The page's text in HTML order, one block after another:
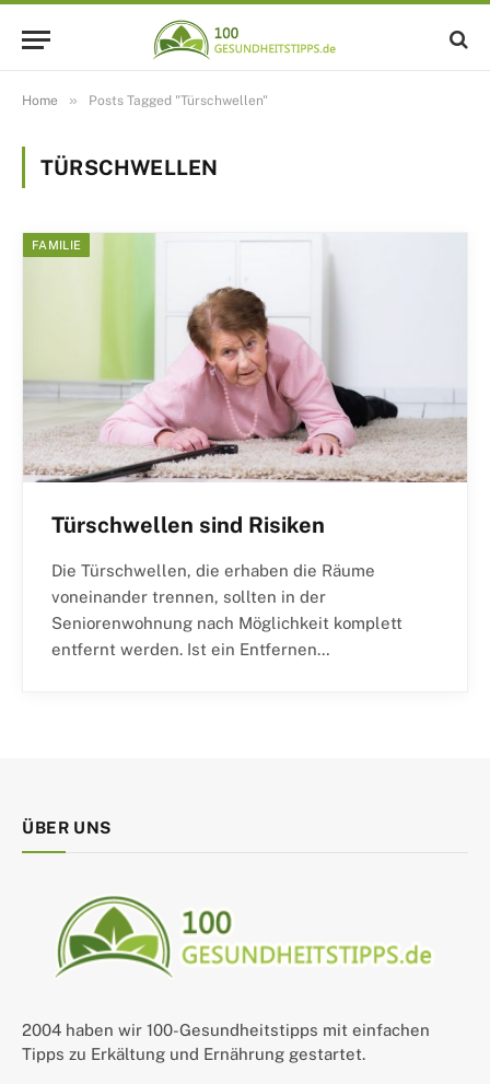
Home » Posts Tagged "Türschwellen"
TÜRSCHWELLEN
FAMILIE
Türschwellen sind Risiken
Die Türschwellen, die erhaben die Räume
voneinander trennen, sollten in der
Seniorenwohnung nach Möglichkeit komplett
entfernt werden. Ist ein Entfernen…
ÜBER UNS
2004 haben wir 100-Gesundheitstipps mit einfachen
Tipps zu Erkältung und Ernährung gestartet.